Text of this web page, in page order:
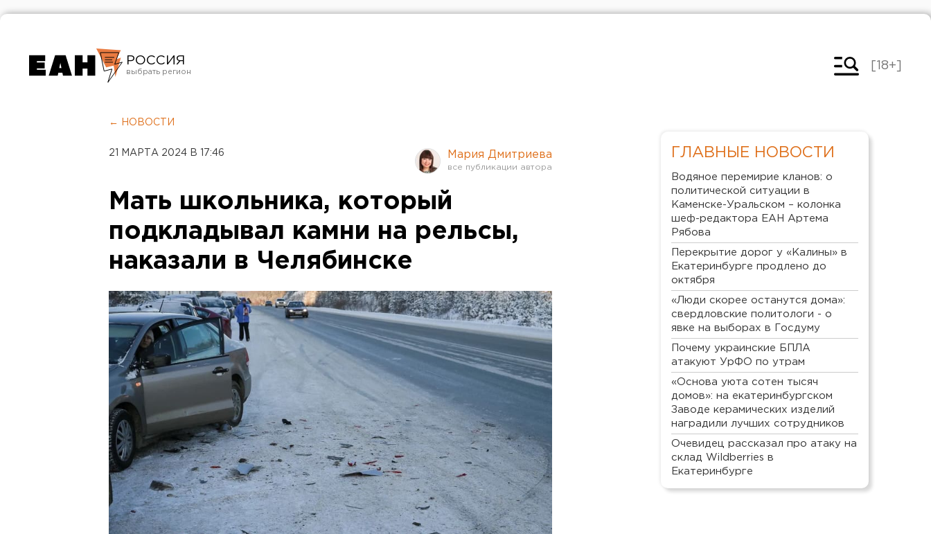
РОССИЯ
Челябинск
[18+]
← НОВОСТИ
21 МАРТА 2024 В 17:46 Мария Дмитриева
Мать школьника, который
подкладывал камни на рельсы,
наказали в Челябинске
ГЛАВНЫЕ НОВОСТИ
Водяное перемирие кланов: о
политической ситуации в
Каменске-Уральском – колонка
шеф-редактора ЕАН Артема
Рябова
Перекрытие дорог у «Калины» в
Екатеринбурге продлено до
октября
«Люди скорее останутся дома»:
свердловские политологи - о
явке на выборах в Госдуму
Почему украинские БПЛА
атакуют УрФО по утрам
«Основа уюта сотен тысяч
домов»: на екатеринбургском
Заводе керамических изделий
наградили лучших сотрудников
Очевидец рассказал про атаку на
склад Wildberries в
Екатеринбурге